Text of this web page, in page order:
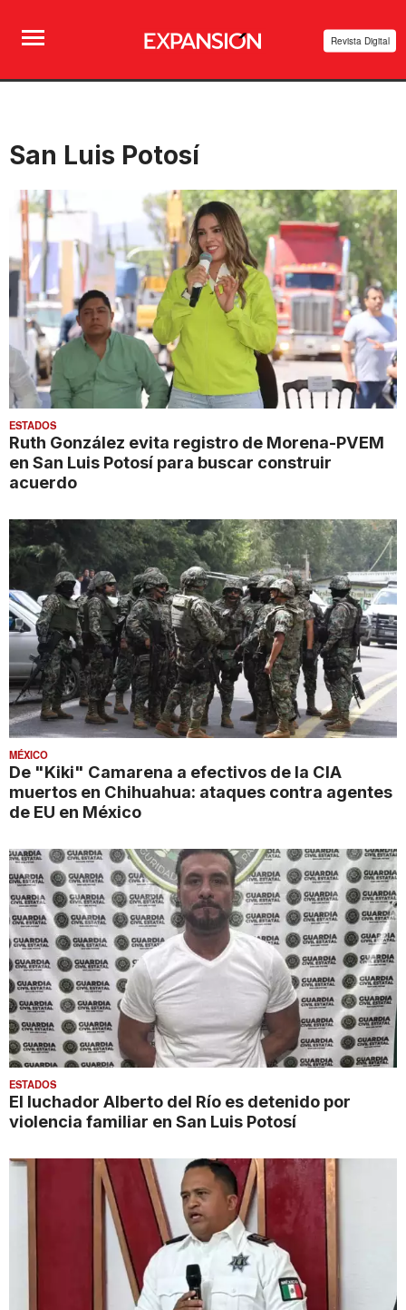
Revista Digital
San Luis Potosí
ESTADOS
Ruth González evita registro de Morena-PVEM
en San Luis Potosí para buscar construir
acuerdo
MÉXICO
De "Kiki" Camarena a efectivos de la CIA
muertos en Chihuahua: ataques contra agentes
de EU en México
ESTADOS
El luchador Alberto del Río es detenido por
violencia familiar en San Luis Potosí